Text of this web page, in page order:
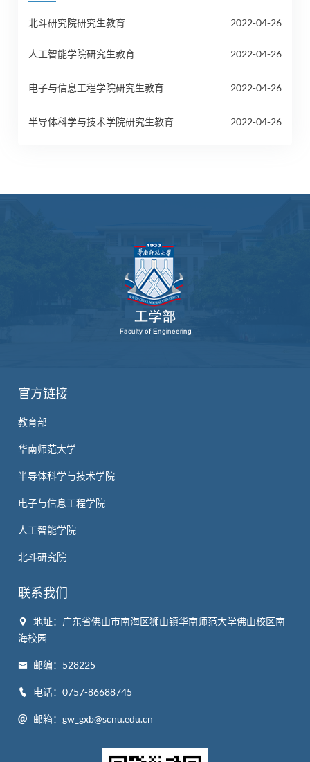
北斗研究院研究生教育 2022-04-26
人工智能学院研究生教育 2022-04-26
电子与信息工程学院研究生教育 2022-04-26
半导体科学与技术学院研究生教育 2022-04-26
官方链接
教育部
华南师范大学
半导体科学与技术学院
电子与信息工程学院
人工智能学院
北斗研究院
联系我们
地址：广东省佛山市南海区狮山镇华南师范大学佛山校区南
海校园
邮编：528225
电话：0757-86688745
邮箱：gw_gxb@scnu.edu.cn